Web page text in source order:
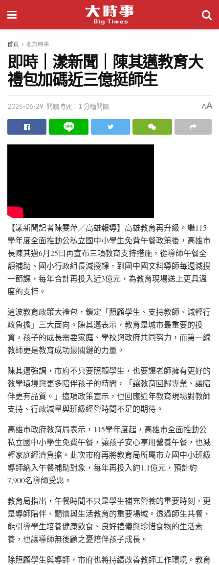
首頁 地方時事
即時｜漾新聞｜陳其邁教育大
禮包加碼近三億挺師生
2026-06-29 閱讀時間：1 分鐘閱讀 AA
【漾新聞記者陳雯萍／高雄報導】高雄教育再升級。繼115
學年度全面推動公私立國中小學生免費午餐政策後，高雄市
長陳其邁6月25日再宣布三項教育支持措施，從導師午餐全
額補助、國小行政組長減授課，到國中國文科導師每週減授
一節課，每年合計再投入近3億元，為教育現場送上更具溫
度的支持。
這波教育政策大禮包，鎖定「照顧學生、支持教師、減輕行
政負擔」三大面向。陳其邁表示，教育是城市最重要的投
資，孩子的成長需要家庭、學校與政府共同努力，而第一線
教師更是教育成功最關鍵的力量。
陳其邁強調，市府不只要照顧學生，也要讓老師擁有更好的
教學環境與更多陪伴孩子的時間，「讓教育回歸專業、讓陪
伴更有品質。」這項政策宣示，也回應近年教育現場對教師
支持、行政減量與班級經營時間不足的期待。
高雄市政府教育局表示，115學年度起，高雄市全面推動公
私立國中小學生免費午餐，讓孩子安心享用營養午餐，也減
輕家庭經濟負擔。此次市府再將教育局所屬市立國中小班級
導師納入午餐補助對象，每年再投入約1.1億元，預計約
7,900名導師受惠。
教育局指出，午餐時間不只是學生補充營養的重要時刻，更
是導師陪伴、關懷與生活教育的重要場域。透過師生共餐，
能引導學生培養健康飲食、良好禮儀與珍惜食物的生活素
養，也讓導師無後顧之憂陪伴孩子成長。
除照顧學生與導師，市府也將持續改善教師工作環境。教育